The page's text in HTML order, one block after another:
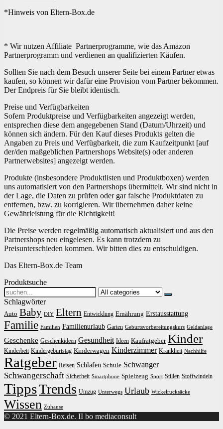
*Hinweis von Eltern-Box.de
* Wir nutzen Affiliate Partnerprogramme, wie das Amazon
Partnerprogramm und verdienen an qualifizierten Käufen.
Sollten Sie nach dem Besuch unserer Seite bei einem Partner etwas
kaufen, so können wir dafür eine Provision vom Partner bekommen.
Der Endpreis für Sie bleibt identisch.
Preise und Verfügbarkeiten
Sofern Produktpreise und Verfügbarkeiten angezeigt werden,
entsprechen diese dem angegebenen Stand (Datum/Uhrzeit) und
können sich ändern. Für den Kauf dieses Produkts gelten die
Angaben zu Preis und Verfügbarkeit, die zum Kaufzeitpunkt [auf
der/den maßgeblichen Partnershops Website(s) oder anderen
Partnerwebsites] angezeigt werden.
Produkte (insbesondere Produktlisten und Produktboxen) werden
uns automatisiert von den Partnershops übermittelt. Wir sind nicht in
der Lage, die Daten zu prüfen oder gar falsche Produktdaten zu
entfernen, bzw. zu korrigieren. Wir übernehmen daher keine
Gewährleistung für die Richtigkeit!
Die Preise werden regelmäßig automatisch aktualisiert und aus den
Partnershops neu eingelesen. Es kann trotzdem zu
Preisunterschieden kommen. Wir bitten dies zu entschuldigen.
Das Eltern-Box.de Team
Produktsuche
Search
for:
Schlagwörter
Auto Baby DIY Eltern Entwicklung Ernährung Erstausstattung
Familie Familien Familienurlaub Garten Geburtsvorbereitungskurs Geldanlage
Geschenke Geschenkideen Gesundheit Ideen Kaufratgeber Kinder
Kinderbett Kindergeburtstag Kinderwagen Kinderzimmer Krankheit Nachhilfe
Ratgeber Reisen Schlafen Schule Schwanger
Schwangerschaft Sicherheit Smartphone Spielzeug Sport Stillen Stoffwindeln
TippsTrends Umzug Unterwegs Urlaub Wickelrucksäcke
Wissen Zuhause
© 2021 Eltern-Box.de. II bo mediaconsult